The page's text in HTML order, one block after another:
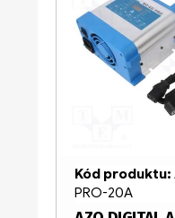
Kód produktu:
PRO-20A